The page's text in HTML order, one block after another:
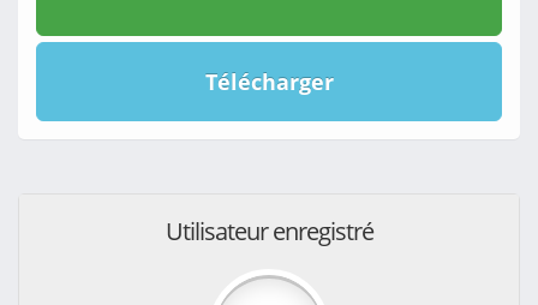
Télécharger
Utilisateur enregistré